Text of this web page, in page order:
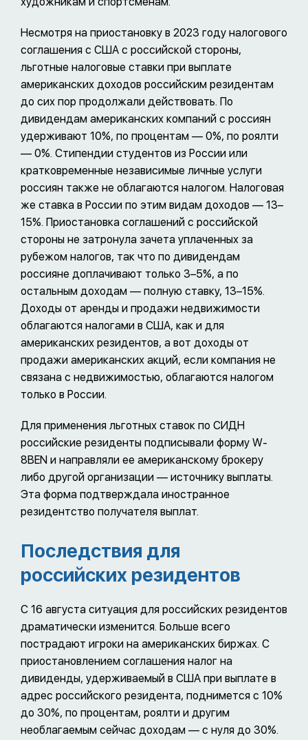
Несмотря на приостановку в 2023 году налогового
соглашения с США с российской стороны,
льготные налоговые ставки при выплате
американских доходов российским резидентам
до сих пор продолжали действовать. По
дивидендам американских компаний с россиян
удерживают 10%, по процентам — 0%, по роялти
— 0%. Стипендии студентов из России или
кратковременные независимые личные услуги
россиян также не облагаются налогом. Налоговая
же ставка в России по этим видам доходов — 13–
15%. Приостановка соглашений с российской
стороны не затронула зачета уплаченных за
рубежом налогов, так что по дивидендам
россияне доплачивают только 3–5%, а по
остальным доходам — полную ставку, 13–15%.
Доходы от аренды и продажи недвижимости
облагаются налогами в США, как и для
американских резидентов, а вот доходы от
продажи американских акций, если компания не
связана с недвижимостью, облагаются налогом
только в России.
Для применения льготных ставок по СИДН
российские резиденты подписывали форму W-
8BEN и направляли ее американскому брокеру
либо другой организации — источнику выплаты.
Эта форма подтверждала иностранное
резидентство получателя выплат.
Последствия для
российских резидентов
С 16 августа ситуация для российских резидентов
драматически изменится. Больше всего
пострадают игроки на американских биржах. С
приостановлением соглашения налог на
дивиденды, удерживаемый в США при выплате в
адрес российского резидента, поднимется с 10%
до 30%, по процентам, роялти и другим
необлагаемым сейчас доходам — с нуля до 30%.